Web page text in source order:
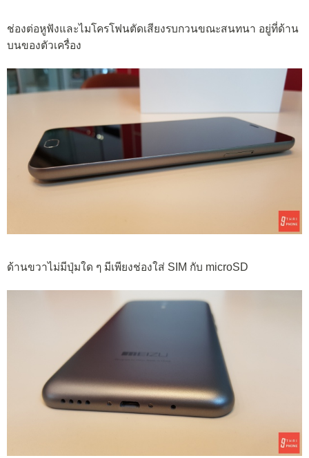
ช่องต่อหูฟังและไมโครโฟนตัดเสียงรบกวนขณะสนทนา อยู่ที่ด้าน
บนของตัวเครื่อง
ด้านขวาไม่มีปุ่มใด ๆ มีเพียงช่องใส่ SIM กับ microSD